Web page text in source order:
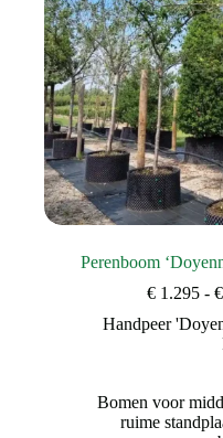
Perenboom
€1.295 - €
Handpeer
Bomen voor
ruime